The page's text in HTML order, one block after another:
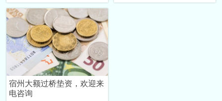
宿州大额过桥垫资，欢迎来
电咨询